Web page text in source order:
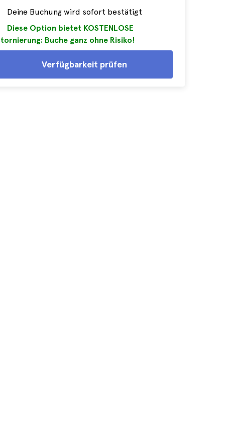
Deine Buchung wird sofort bestätigt
Diese Option bietet KOSTENLOSE
Buche ganz ohne Risiko!
Verfügbarkeit prüfen